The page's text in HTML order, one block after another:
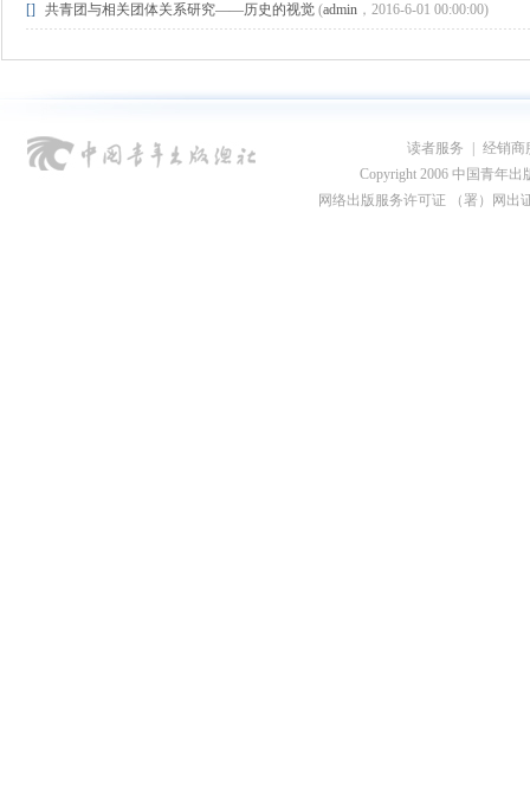
[] 共青团与相关团体关系研究——历史的视觉(admin，2016-6-01 00:00:00)
读者服务
经销商
Copyright 2006 中国青年出
网络出版服务许可证 （署）网出